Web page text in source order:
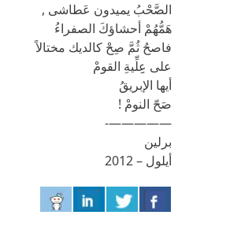
الصَّحْبُ يميدون عَطاشى ,
هَمُّهُمْ أحشاؤكَ الصفراءُ
فاصحُ ثُمَّ صِحْ كالديك مختالاً
على عِِلِّيةِ القومْ
أيها الإبريقُ
صَحّ النومْ !
—————-
برلين
أيلول – 2012